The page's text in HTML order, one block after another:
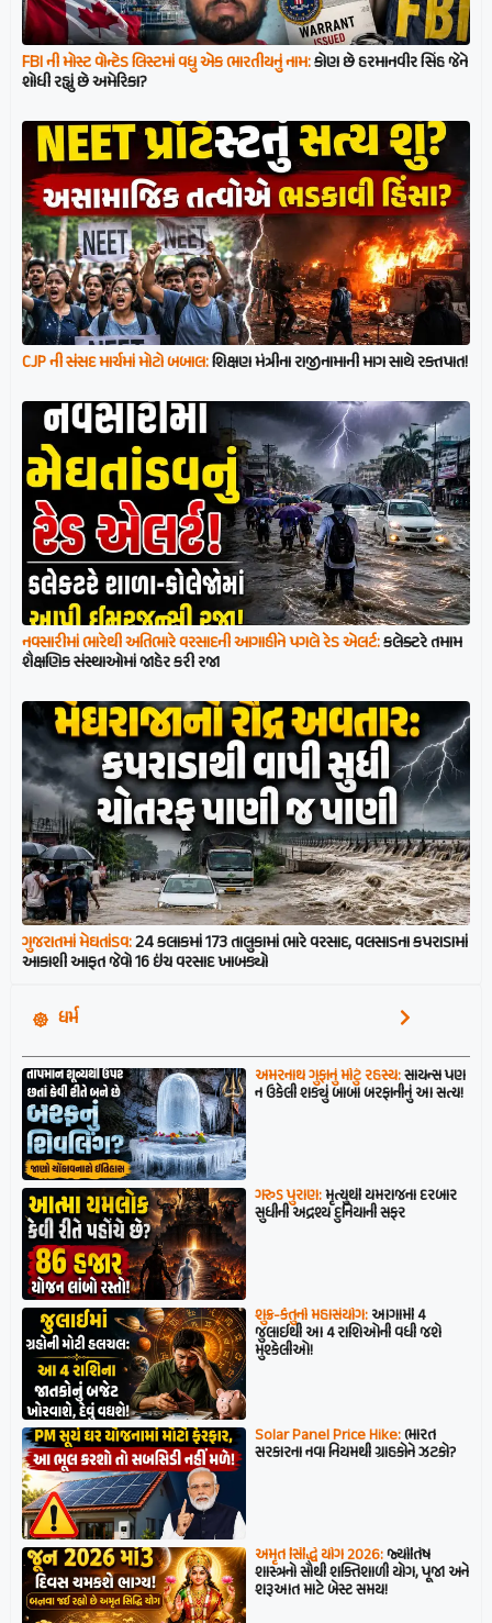
FBI ની મોસ્ટ વોન્ટેડ લિસ્ટમાં વધુ એક ભારતીયનું નામ:કોણ છે હરમાનવીર સિંહ જેને
શોધી રહ્યું છે અમેરિકા?
CJP ની સંસદ માર્ચમાં મોટો બબાલ:શિક્ષણ મંત્રીના રાજીનામાની માગ સાથે રક્તપાત!
નવસારીમાં ભારેથી અતિભારે વરસાદની આગાહીને પગલે રેડ એલર્ટ:કલેક્ટરે તમામ
શૈક્ષણિક સંસ્થાઓમાં જાહેર કરી રજા
ગુજરાતમાં મેઘતાંડવ:24 કલાકમાં 173 તાલુકામાં ભારે વરસાદ, વલસાડના કપરાડામાં
આકાશી આફત જેવો 16 ઇંચ વરસાદ ખાબક્યો
ધર્મ
અમરનાથ ગુફાનું મોટું રહસ્ય:સાયન્સ પણ
ન ઉકેલી શક્યું બાબા બરફાનીનું આ સત્ય!
ગરુડ પુરાણ:મૃત્યુથી યમરાજના દરબાર
સુધીની અદ્રશ્ય દુનિયાની સફર
શુક્ર-કેતુનો મહાસંયોગ:આગામી 4
જુલાઈથી આ 4 રાશિઓની વધી જશે
મુશ્કેલીઓ!
Solar Panel Price Hike:ભારત
સરકારના નવા નિયમથી ગ્રાહકોને ઝટકો?
અમૃત સિદ્ધિ યોગ 2026:જ્યોતિષ
શાસ્ત્રનો સૌથી શક્તિશાળી યોગ, પૂજા અને
શરૂઆત માટે બેસ્ટ સમય!